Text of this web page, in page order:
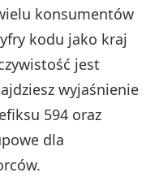
konsumentów
kodu jako kraj
jest
wyjaśnienie
594 oraz
dla